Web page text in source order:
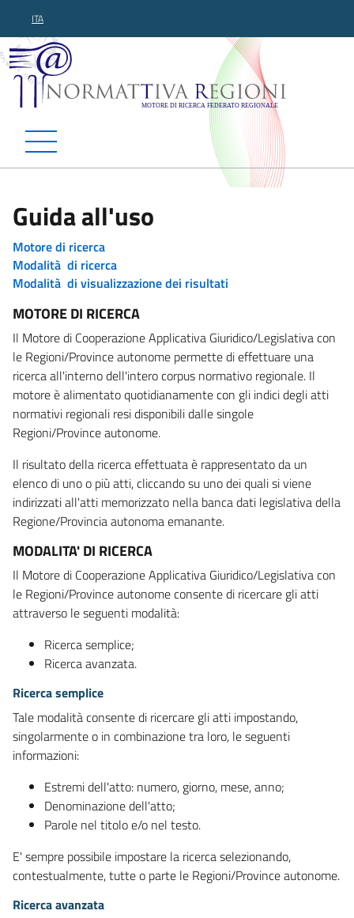
ITA
Normattiva Regioni -
Guida all'uso
Motore di ricerca
Modalità di ricerca
Modalità di visualizzazione dei risultati
MOTORE DI RICERCA
Il Motore di Cooperazione Applicativa Giuridico/Legislativa con
le Regioni/Province autonome permette di effettuare una
ricerca all'interno dell'intero corpus normativo regionale. Il
motore è alimentato quotidianamente con gli indici degli atti
normativi regionali resi disponibili dalle singole
Regioni/Province autonome.
Il risultato della ricerca effettuata è rappresentato da un
elenco di uno o più atti, cliccando su uno dei quali si viene
indirizzati all'atti memorizzato nella banca dati legislativa della
Regione/Provincia autonoma emanante.
MODALITA' DI RICERCA
Il Motore di Cooperazione Applicativa Giuridico/Legislativa con
le Regioni/Province autonome consente di ricercare gli atti
attraverso le seguenti modalità:
Ricerca semplice;
Ricerca avanzata.
Ricerca semplice
Tale modalità consente di ricercare gli atti impostando,
singolarmente o in combinazione tra loro, le seguenti
informazioni:
Estremi dell'atto: numero, giorno, mese, anno;
Denominazione dell'atto;
Parole nel titolo e/o nel testo.
E' sempre possibile impostare la ricerca selezionando,
contestualmente, tutte o parte le Regioni/Province autonome.
Ricerca avanzata